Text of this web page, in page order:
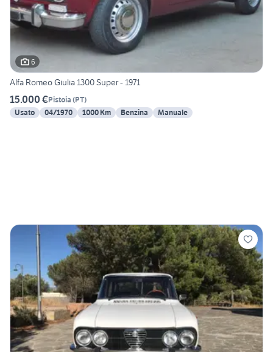
6
Alfa Romeo Giulia 1300 Super - 1971
15.000 €Pistoia (PT)
Usato
04/1970 1000 Km Benzina Manuale